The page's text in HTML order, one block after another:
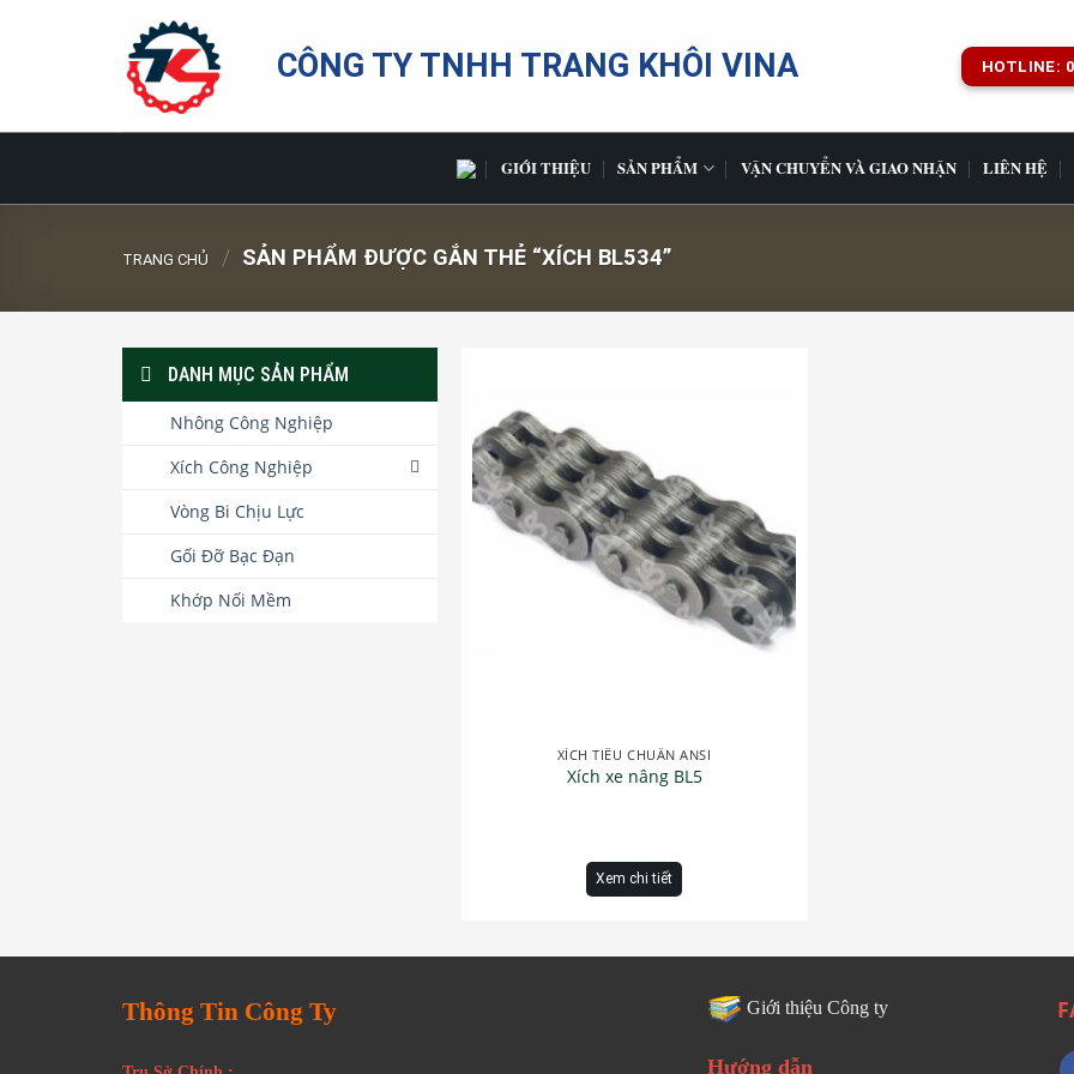
CÔNG TY TNHH TRANG KHÔI VINA HOTLINE:
GIỚI THIỆU SẢN PHẨM VẬN CHUYỂN VÀ GIAO NHẬN LIÊN HỆ
TRANG CHỦ / SẢN PHẨM ĐƯỢC GẮN THẺ “XÍCH BL534”
DANH MỤC SẢN PHẨM
Nhông Công Nghiệp
Xích Công Nghiệp
Vòng Bi Chịu Lực
Gối Đỡ Bạc Đạn
Khớp Nối Mềm
XÍCH TIÊU CHUẨN ANSI
Xích xe nâng BL5
Xem chi tiết
Thông Tin Công Ty Giới thiệu Công ty
Hướng dẫn